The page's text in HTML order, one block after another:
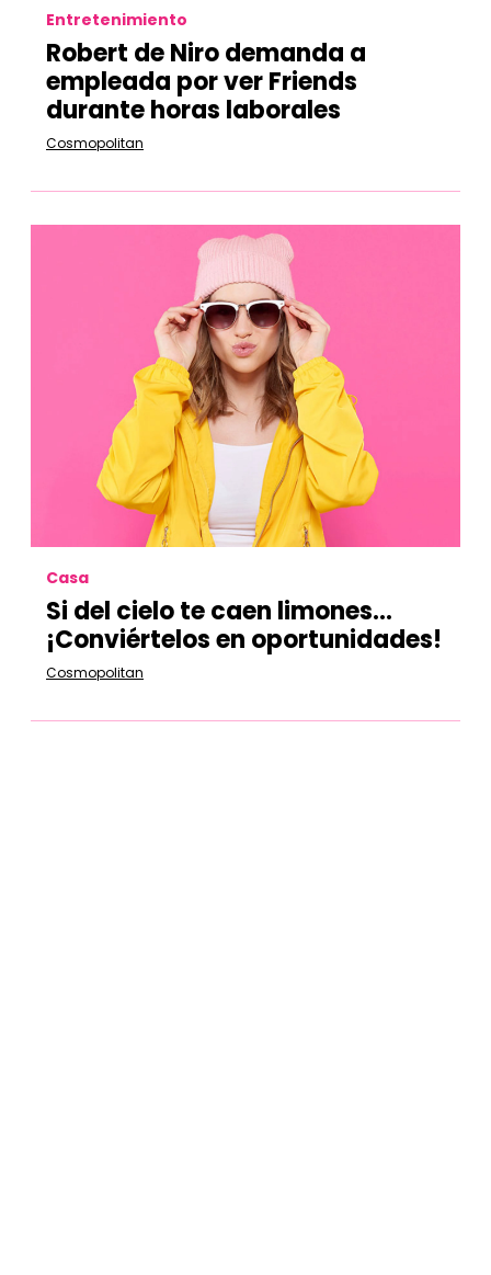
Entretenimiento
Robert de Niro demanda a
empleada por ver Friends
durante horas laborales
Cosmopolitan
Casa
Si del cielo te caen limones…
¡Conviértelos en oportunidades!
Cosmopolitan